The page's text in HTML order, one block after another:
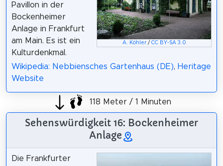
A. Köhler/ CC BY-SA 3.0
Pavillon in der
Bockenheimer
Anlage in Frankfurt
am Main. Es ist ein
Kulturdenkmal.
Wikipedia: Nebbiensches Gartenhaus (DE), Heritage
Website
118 Meter / 1 Minuten
Sehenswürdigkeit 16: Bockenheimer
Anlage
Die Frankfurter